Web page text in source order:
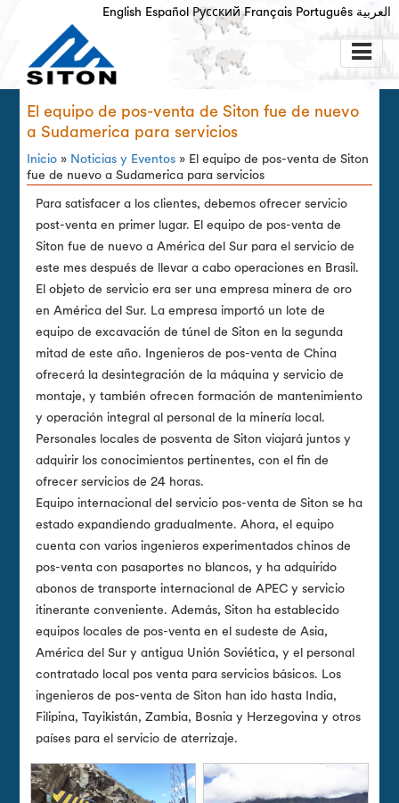
English Español Русский Français Português العربية
El equipo de pos-venta de Siton fue de nuevo
a Sudamerica para servicios
Inicio » Noticias y Eventos » El equipo de pos-venta de Siton
fue de nuevo a Sudamerica para servicios
Para satisfacer a los clientes, debemos ofrecer servicio
post-venta en primer lugar. El equipo de pos-venta de
Siton fue de nuevo a América del Sur para el servicio de
este mes después de llevar a cabo operaciones en Brasil.
El objeto de servicio era ser una empresa minera de oro
en América del Sur. La empresa importó un lote de
equipo de excavación de túnel de Siton en la segunda
mitad de este año. Ingenieros de pos-venta de China
ofrecerá la desintegración de la máquina y servicio de
montaje, y también ofrecen formación de mantenimiento
y operación integral al personal de la minería local.
Personales locales de posventa de Siton viajará juntos y
adquirir los conocimientos pertinentes, con el fin de
ofrecer servicios de 24 horas.
Equipo internacional del servicio pos-venta de Siton se ha
estado expandiendo gradualmente. Ahora, el equipo
cuenta con varios ingenieros experimentados chinos de
pos-venta con pasaportes no blancos, y ha adquirido
abonos de transporte internacional de APEC y servicio
itinerante conveniente. Además, Siton ha establecido
equipos locales de pos-venta en el sudeste de Asia,
América del Sur y antigua Unión Soviética, y el personal
contratado local pos venta para servicios básicos. Los
ingenieros de pos-venta de Siton han ido hasta India,
Filipina, Tayikistán, Zambia, Bosnia y Herzegovina y otros
países para el servicio de aterrizaje.